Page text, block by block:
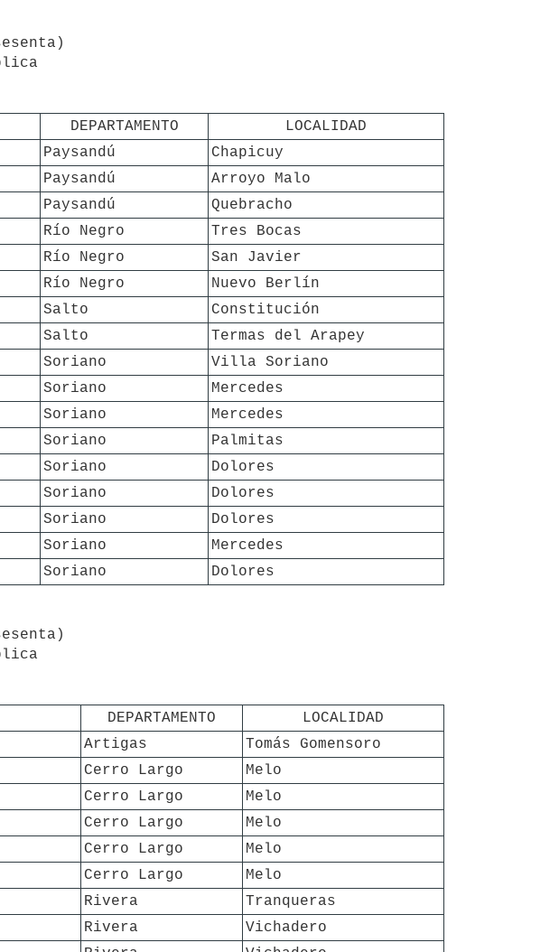
DEPARTAMENTO
LOCALIDAD
Paysandú
Chapicuy
Paysandú
Arroyo Malo
Paysandú
Quebracho
Río Negro
Tres Bocas
Río Negro
San Javier
Río Negro
Nuevo Berlín
Salto
Constitución
Salto
Termas del Arapey
Soriano
Villa Soriano
Soriano
Mercedes
Soriano
Mercedes
Soriano
Palmitas
Soriano
Dolores
Soriano
Dolores
Soriano
Dolores
Soriano
Mercedes
Soriano Dolores
DEPARTAMENTO
LOCALIDAD
Artigas
Tomás Gomensoro
Cerro Largo
Melo
Cerro Largo
Melo
Cerro Largo
Melo
Cerro Largo
Melo
Cerro Largo
Melo
Rivera
Tranqueras
Rivera
Vichadero